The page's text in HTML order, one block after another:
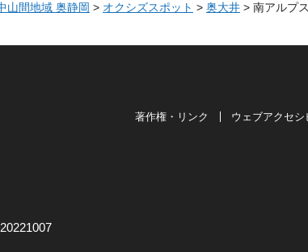
山間地域 奥静岡 > オクシズスポット > 奥大井 > 南アルプ
著作権・リンク ウェブアクセ